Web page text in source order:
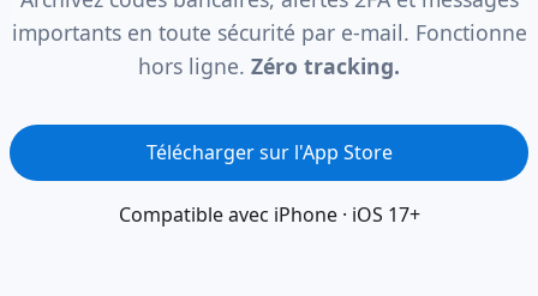
importants en toute sécurité par e-mail. Fonctionne
hors ligne. Zéro tracking.
Télécharger sur l'App Store
Compatible avec iPhone · iOS 17+